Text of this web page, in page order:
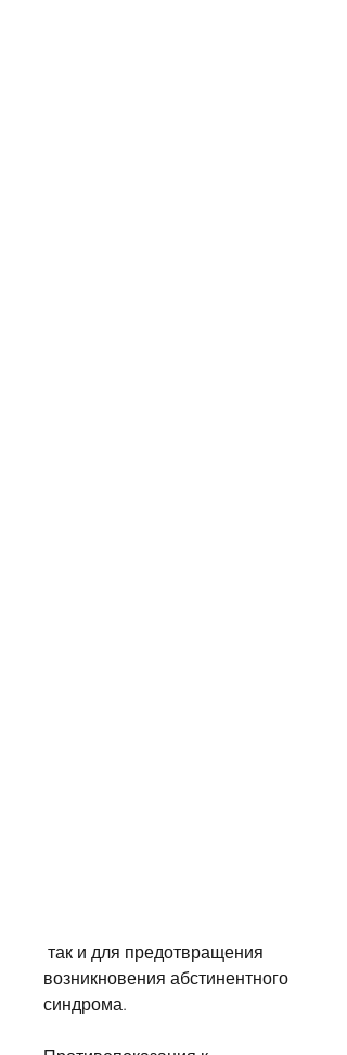
возникновения абстинентного
синдрома.